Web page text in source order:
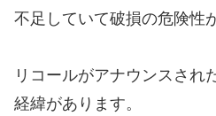
不足していて破損の危険性
リコールがアナウンスされ
経緯があります。